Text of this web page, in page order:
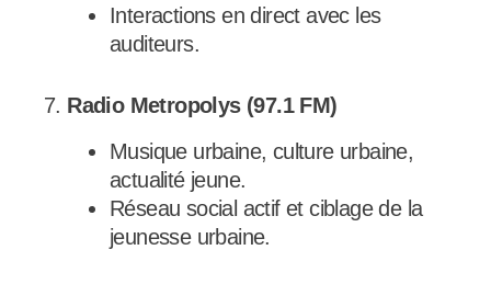
Interactions en direct avec les
auditeurs.
7. Radio Metropolys (97.1 FM)
Musique urbaine, culture urbaine,
actualité jeune.
Réseau social actif et ciblage de la
jeunesse urbaine.